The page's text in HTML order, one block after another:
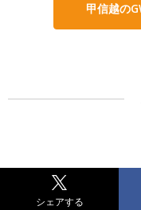
甲信越の
シェアする